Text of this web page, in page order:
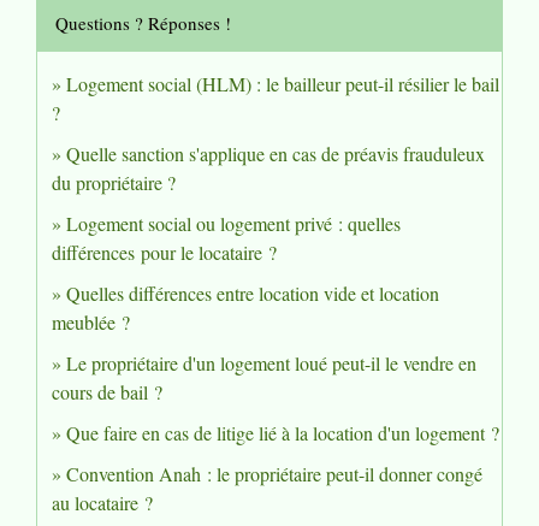
Questions ? Réponses !
Logement social (HLM) : le bailleur peut-il résilier le bail
?
Quelle sanction s'applique en cas de préavis frauduleux
du propriétaire ?
Logement social ou logement privé : quelles
différences pour le locataire ?
Quelles différences entre location vide et location
meublée ?
Le propriétaire d'un logement loué peut-il le vendre en
cours de bail ?
Que faire en cas de litige lié à la location d'un logement ?
Convention Anah : le propriétaire peut-il donner congé
au locataire ?